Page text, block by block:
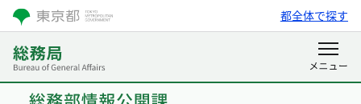
都全体で探す